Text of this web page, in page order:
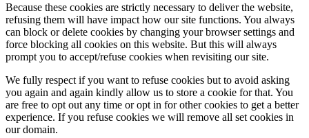
Because these cookies are strictly necessary to deliver the website,
refusing them will have impact how our site functions. You always
can block or delete cookies by changing your browser settings and
force blocking all cookies on this website. But this will always
prompt you to accept/refuse cookies when revisiting our site.
We fully respect if you want to refuse cookies but to avoid asking
you again and again kindly allow us to store a cookie for that. You
are free to opt out any time or opt in for other cookies to get a better
experience. If you refuse cookies we will remove all set cookies in
our domain.